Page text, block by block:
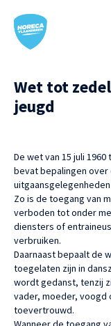
Wet tot
jeugd
De wet van 15 juli
bevat bepalingen
Zo is de toegang van
verboden tot onder
diensters of
verbruiken.
Daarnaast bepaalt de
toegelaten zijn in
wordt gedanst, tenzij
vader, moeder, voogd
toevertrouwd.